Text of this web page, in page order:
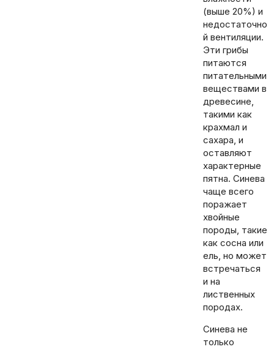
(выше 20%) и
недостаточно
й вентиляции.
Эти грибы
питаются
питательными
веществами в
древесине,
такими как
крахмал и
сахара, и
оставляют
характерные
пятна. Синева
чаще всего
поражает
хвойные
породы, такие
как сосна или
ель, но может
встречаться
и на
лиственных
породах.
Синева не
только